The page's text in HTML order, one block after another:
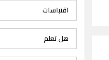
اقتباسات
هل تعلم